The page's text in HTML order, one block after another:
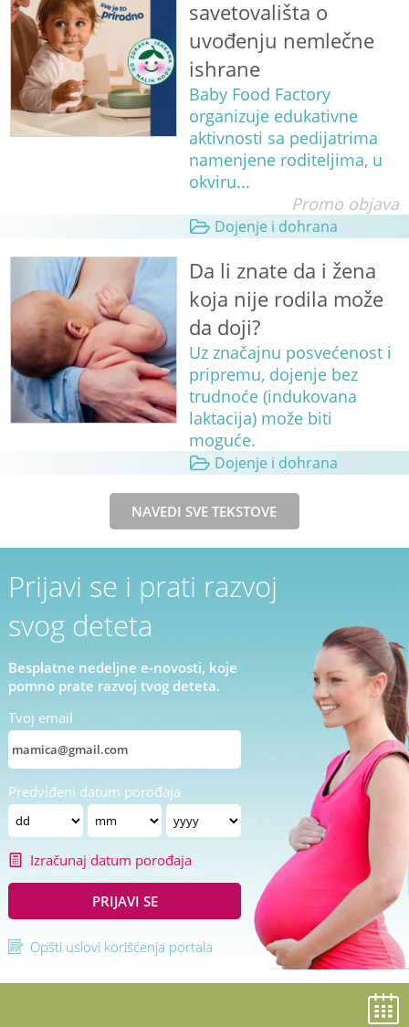
savetovališta o
uvođenju nemlečne
ishrane
Baby Food Factory
organizuje edukativne
aktivnosti sa pedijatrima
namenjene roditeljima, u
okviru...
Promo objava
Dojenje i dohrana
Da li znate da i žena
koja nije rodila može
da doji?
Uz značajnu posvećenost i
pripremu, dojenje bez
trudnoće (indukovana
laktacija) može biti
moguće.
Dojenje i dohrana
NAVEDI SVE TEKSTOVE
Prijavi se i prati razvoj
svog deteta
Besplatne nedeljne e-novosti, koje
pomno prate razvoj tvog deteta.
Tvoj email
Predviđeni datum porođaja
Izračunaj datum porođaja
PRIJAVI SE
Opšti uslovi korišćenja portala